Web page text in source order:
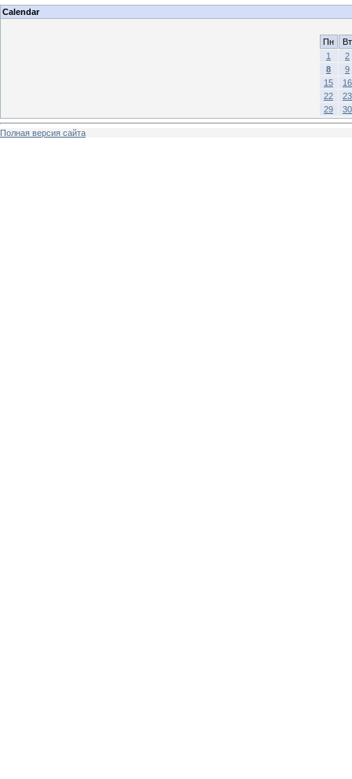
Calendar
Пн
Вт
1
2
8
9
15
16
22
23
29
30
Полная версия сайта